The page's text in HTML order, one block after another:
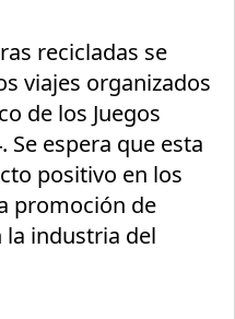
recicladas se
viajes organizados
de los Juegos
Se espera que esta
positivo en los
promoción de
la industria del